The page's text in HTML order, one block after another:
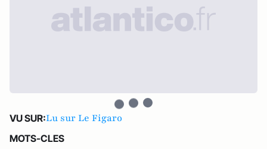
VU SUR:Lu sur Le Figaro
MOTS-CLES